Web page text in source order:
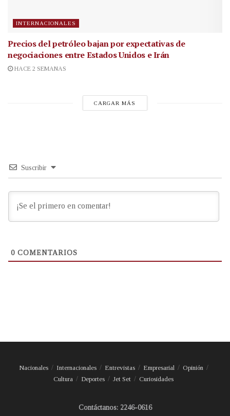
INTERNACIONALES
Precios del petróleo bajan por expectativas de
negociaciones entre Estados Unidos e Irán
HACE 2 SEMANAS
CARGAR MÁS
Suscribir
0 COMENTARIOS
Nacionales Internacionales Entrevistas Empresarial
Opinión
Cultura
Deportes Jet Set Curiosidades
Contáctanos: 2246-0616